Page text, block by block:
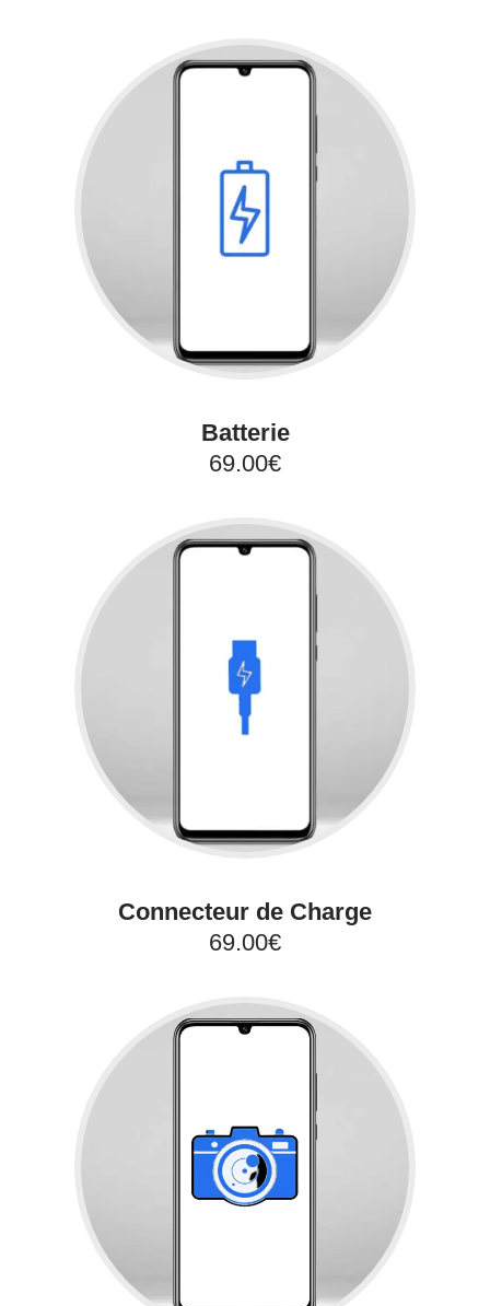
Batterie
69.00€
Connecteur de Charge
69.00€